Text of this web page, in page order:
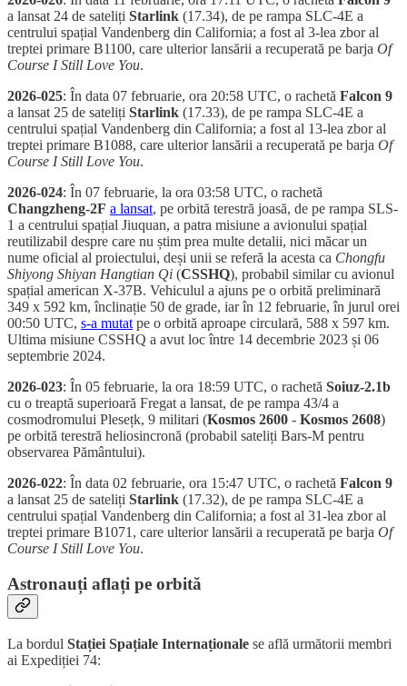
a lansat 24 de sateliți Starlink (17.34), de pe rampa SLC-4E a
centrului spațial Vandenberg din California; a fost al 3-lea zbor al
treptei primare B1100, care ulterior lansării a recuperată pe barja Of
Course I Still Love You.
2026-025: În data 07 februarie, ora 20:58 UTC, o rachetă Falcon 9
a lansat 25 de sateliți Starlink (17.33), de pe rampa SLC-4E a
centrului spațial Vandenberg din California; a fost al 13-lea zbor al
treptei primare B1088, care ulterior lansării a recuperată pe barja Of
Course I Still Love You.
2026-024: În 07 februarie, la ora 03:58 UTC, o rachetă
Changzheng-2F a lansat, pe orbită terestră joasă, de pe rampa SLS-
1 a centrului spațial Jiuquan, a patra misiune a avionului spațial
reutilizabil despre care nu știm prea multe detalii, nici măcar un
nume oficial al proiectului, deși unii se referă la acesta ca Chongfu
Shiyong Shiyan Hangtian Qi (CSSHQ), probabil similar cu avionul
spațial american X-37B. Vehiculul a ajuns pe o orbită preliminară
349 x 592 km, înclinație 50 de grade, iar în 12 februarie, în jurul orei
00:50 UTC, s-a mutat pe o orbită aproape circulară, 588 x 597 km.
Ultima misiune CSSHQ a avut loc între 14 decembrie 2023 și 06
septembrie 2024.
2026-023: În 05 februarie, la ora 18:59 UTC, o rachetă Soiuz-2.1b
cu o treaptă superioară Fregat a lansat, de pe rampa 43/4 a
cosmodromului Plesețk, 9 militari (Kosmos 2600 - Kosmos 2608)
pe orbită terestră heliosincronă (probabil sateliți Bars-M pentru
observarea Pământului).
2026-022: În data 02 februarie, ora 15:47 UTC, o rachetă Falcon 9
a lansat 25 de sateliți Starlink (17.32), de pe rampa SLC-4E a
centrului spațial Vandenberg din California; a fost al 31-lea zbor al
treptei primare B1071, care ulterior lansării a recuperată pe barja Of
Course I Still Love You.
Astronauți aflați pe orbită
La bordul Stației Spațiale Internaționale se află următorii membri
ai Expediției 74: